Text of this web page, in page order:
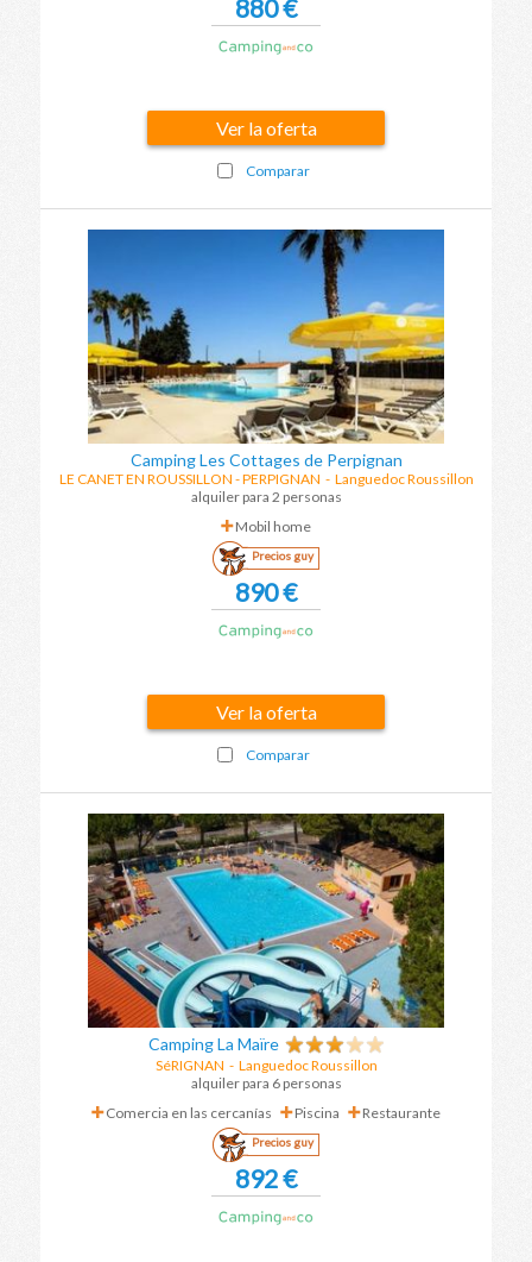
880 €
Ver la oferta
Comparar
Camping Les Cottages de Perpignan
LE CANET EN ROUSSILLON - PERPIGNAN - Languedoc Roussillon
alquiler para 2 personas
Mobil home
Precios guy
890 €
Ver la oferta
Comparar
Camping La Maïre
SéRIGNAN - Languedoc Roussillon
alquiler para 6 personas
Comercia en las cercanías
Piscina Restaurante
Precios guy
892 €